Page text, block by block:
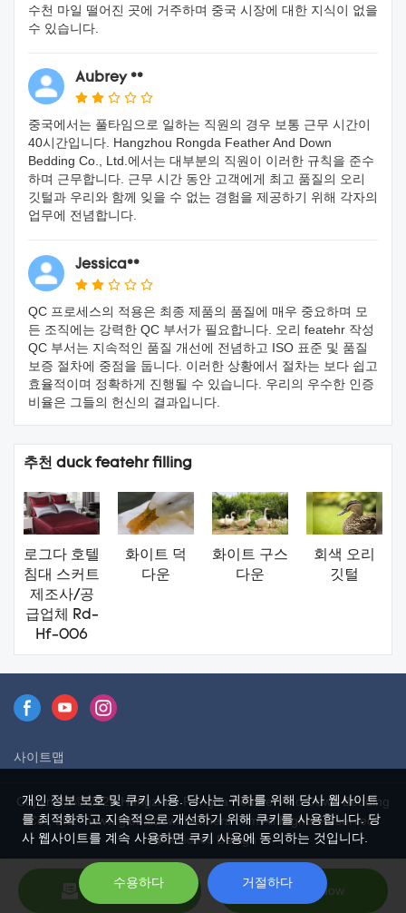
수천 마일 떨어진 곳에 거주하며 중국 시장에 대한 지식이 없을
수 있습니다.
Aubrey **
중국에서는 풀타임으로 일하는 직원의 경우 보통 근무 시간이
40시간입니다. Hangzhou Rongda Feather And Down
Bedding Co., Ltd.에서는 대부분의 직원이 이러한 규칙을 준수
하며 근무합니다. 근무 시간 동안 고객에게 최고 품질의 오리
깃털과 우리와 함께 잊을 수 없는 경험을 제공하기 위해 각자의
업무에 전념합니다.
Jessica**
QC 프로세스의 적용은 최종 제품의 품질에 매우 중요하며 모
든 조직에는 강력한 QC 부서가 필요합니다. 오리 featehr 작성
QC 부서는 지속적인 품질 개선에 전념하고 ISO 표준 및 품질
보증 절차에 중점을 둡니다. 이러한 상황에서 절차는 보다 쉽고
효율적이며 정확하게 진행될 수 있습니다. 우리의 우수한 인증
비율은 그들의 헌신의 결과입니다.
추천 duck featehr filling
로그다 호텔
침대 스커트
제조사/공
급업체 Rd-
Hf-006
화이트 덕
다운
화이트 구스
다운
회색 오리
깃털
사이트맵
Copyright © 2026 Hangzhou Rongda Feather And Down Bedding
Co., Ltd. - www.globaldownfeathers.com All Rights Reserved.
Design
Send Inquiry Chat Now
개인 정보 보호 및 쿠키 사용. 당사는 귀하를 위해 당사 웹사이트
를 최적화하고 지속적으로 개선하기 위해 쿠키를 사용합니다. 당
사 웹사이트를 계속 사용하면 쿠키 사용에 동의하는 것입니다.
수용하다 거절하다